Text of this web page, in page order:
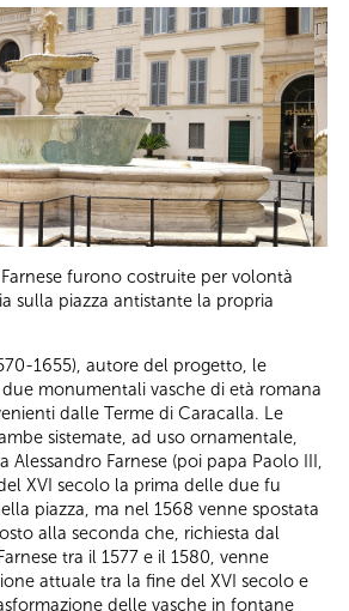
furono costruite per volontà
sulla piazza antistante la propria
1655), autore del progetto, le
monumentali vasche di età romana
dalle Terme di Caracalla. Le
sistemate, ad uso ornamentale,
Alessandro Farnese (poi papa Paolo III,
XVI secolo la prima delle due fu
piazza, ma nel 1568 venne spostata
alla seconda che, richiesta dal
tra il 1577 e il 1580, venne
attuale tra la fine del XVI secolo e
delle vasche in fontane